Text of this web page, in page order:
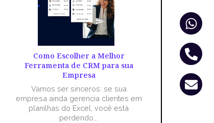
Como Escolher a Melhor
Ferramenta de CRM para sua
Empresa
Vamos ser sinceros: se sua
empresa ainda gerencia clientes em
planilhas do Excel, você está
perdendo...
alt